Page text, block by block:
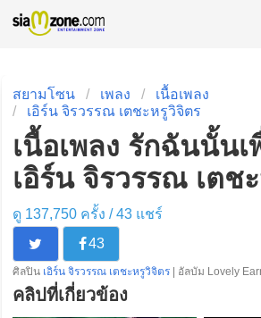
สยามโซน เพลง
เนื้อเพลง
เอิร์น จิรวรรณ เตชะหรูวิจิตร
เนื้อเพลง รักฉันนั้นเ
เอิร์น จิรวรรณ เตช
ดู 137,750 ครั้ง /43แชร์
43
ศิลปิน เอิร์น จิรวรรณ เตชะหรูวิจิตร | อัลบัม Lovely
คลิปที่เกี่ยวข้อง